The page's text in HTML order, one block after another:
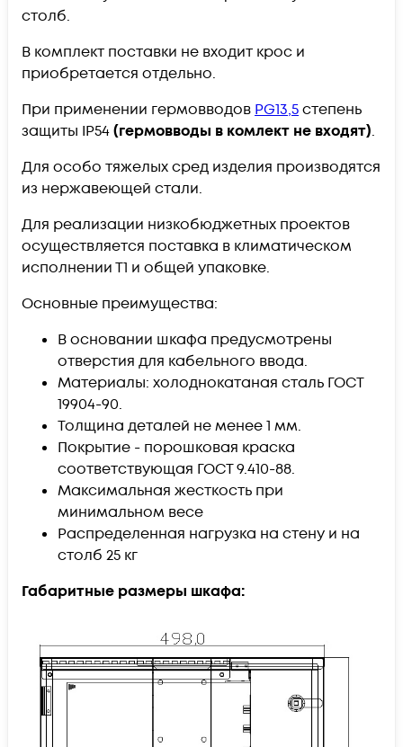
столб.
В комплект поставки не входит крос и
приобретается отдельно.
При применении гермовводов PG13,5степень
защиты IP54(гермовводы в комлект не входят).
Для особо тяжелых сред изделия производятся
из нержавеющей стали.
Для реализации низкобюджетных проектов
осуществляется поставка в климатическом
исполнении Т1 и общей упаковке.
Основные преимущества:
В основании шкафа предусмотрены
отверстия для кабельного ввода.
Материалы: холоднокатаная сталь ГОСТ
19904-90.
Толщина деталей не менее 1 мм.
Покрытие - порошковая краска
соответствующая ГОСТ 9.410-88.
Максимальная жесткость при
минимальном весе
Распределенная нагрузка на стену и на
столб 25 кг
Габаритные размеры шкафа: